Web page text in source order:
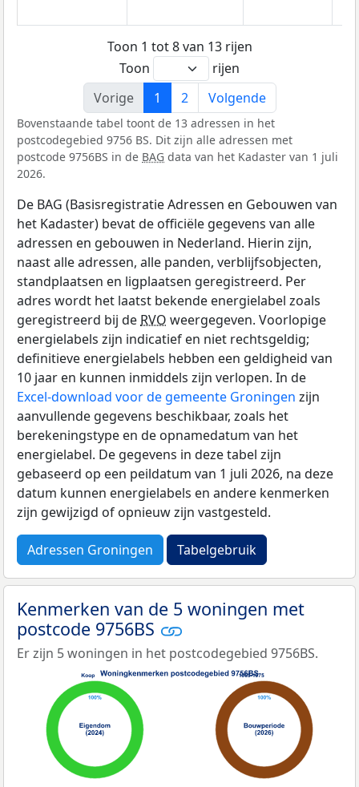
Toon 1 tot 8 van 13 rijen
Toon
rijen
Vorige
1 2 Volgende
Bovenstaande tabel toont de 13 adressen in het
postcodegebied 9756 BS. Dit zijn alle adressen met
postcode 9756BS in de BAG data van het Kadaster van 1 juli
2026.
De BAG (Basisregistratie Adressen en Gebouwen van
het Kadaster) bevat de officiële gegevens van alle
adressen en gebouwen in Nederland. Hierin zijn,
naast alle adressen, alle panden, verblijfsobjecten,
standplaatsen en ligplaatsen geregistreerd. Per
adres wordt het laatst bekende energielabel zoals
geregistreerd bij de RVO weergegeven. Voorlopige
energielabels zijn indicatief en niet rechtsgeldig;
definitieve energielabels hebben een geldigheid van
10 jaar en kunnen inmiddels zijn verlopen. In de
Excel-download voor de gemeente Groningen zijn
aanvullende gegevens beschikbaar, zoals het
berekeningstype en de opnamedatum van het
energielabel. De gegevens in deze tabel zijn
gebaseerd op een peildatum van 1 juli 2026, na deze
datum kunnen energielabels en andere kenmerken
zijn gewijzigd of opnieuw zijn vastgesteld.
Adressen Groningen Tabelgebruik
Kenmerken van de 5 woningen met
postcode 9756BS
Er zijn 5 woningen in het postcodegebied 9756BS.